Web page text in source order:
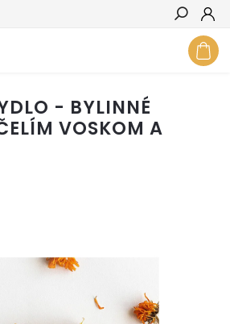
Hľadať
- BYLINNÉ
VOSKOM A